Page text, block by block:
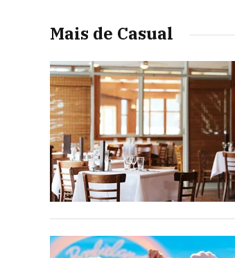
Mais de Casual